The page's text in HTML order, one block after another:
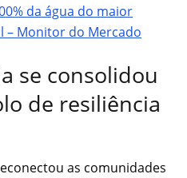
da água do maior
– Monitor do Mercado
se consolidou
de resiliência
as comunidades